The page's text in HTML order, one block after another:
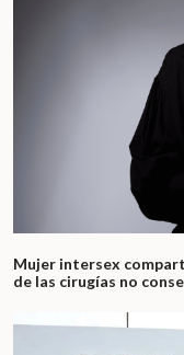
Mujer intersex
de las cirugías no